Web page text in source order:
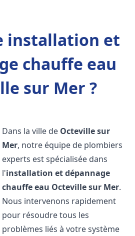
installation et
chauffe eau
sur Mer ?
Dans la ville de Octeville sur
Mer, notre équipe de plombiers
experts est spécialisée dans
l'installation et dépannage
chauffe eau Octeville sur Mer.
Nous intervenons rapidement
pour résoudre tous les
problèmes liés à votre système